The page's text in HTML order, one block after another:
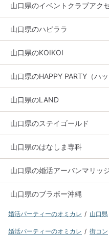
山口県のイベントクラブアク
山口県のハピララ
山口県のKOIKOI
山口県のHAPPY PARTY（ハ
山口県のLAND
山口県のステイゴールド
山口県のはなしま専科
山口県の婚活アーバンマリッ
山口県のブラボー沖縄
婚活パーティーのオミカレ 山口県
婚活パーティーのオミカレ 街コン